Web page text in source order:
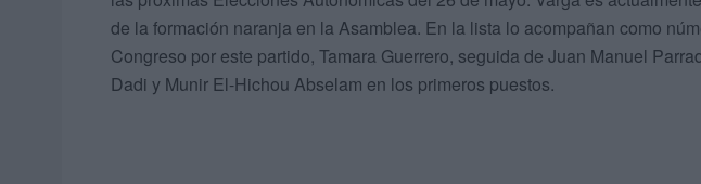
de la formación naranja en la Asamblea. En la lista lo acompañan como
Congreso por este partido, Tamara Guerrero, seguida de Juan Manuel
Dadi y Munir El-Hichou Abselam en los primeros puestos.